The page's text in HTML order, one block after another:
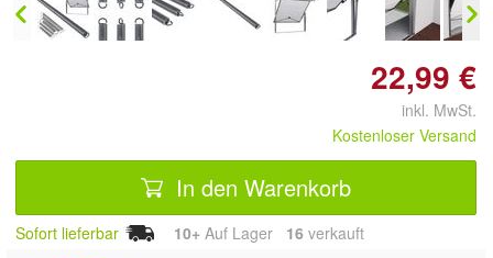
22,99 €
inkl. MwSt.
Kostenloser Versand
In den Warenkorb
Sofort lieferbar 10+ Auf Lager 16 verkauft